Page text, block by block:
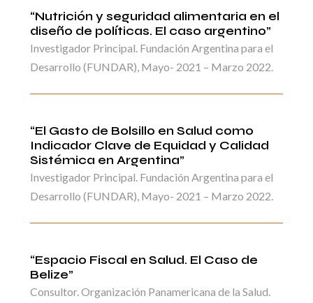
“Nutrición y seguridad alimentaria en el
diseño de políticas. El caso argentino”
Investigador Principal. Fundación Argentina para el
Desarrollo (FUNDAR), Mayo- 2021 – Marzo 2022.
“El Gasto de Bolsillo en Salud como
Indicador Clave de Equidad y Calidad
Sistémica en Argentina”
Investigador Principal. Fundación Argentina para el
Desarrollo (FUNDAR), Mayo- 2021 – Marzo 2022.
“Espacio Fiscal en Salud. El Caso de
Belize”
Consultor. Organización Panamericana de la Salud.